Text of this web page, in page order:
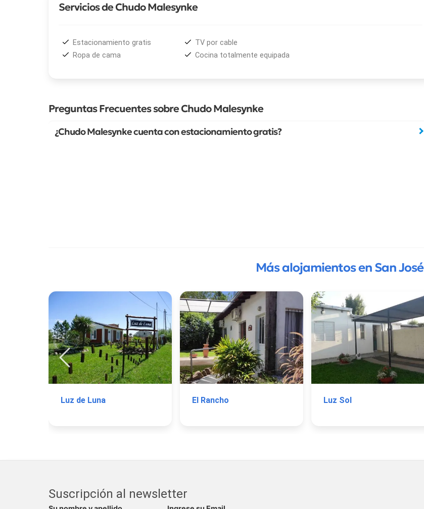
Servicios de Chudo Malesynke
Estacionamiento gratis
Ropa de cama
TV por cable
Cocina totalmente equipada
Preguntas Frecuentes sobre Chudo Malesynke
¿Chudo Malesynke cuenta con estacionamiento gratis?
Más alojamientos en San José
Luz de Luna El Rancho Luz Sol
Suscripción al newsletter